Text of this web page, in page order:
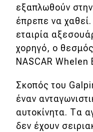
Κόσμος
Τεχνολογία
Ασφάλεια
Αγορά
Απόψεις
Test Drive
εξαπλωθούν
έπρεπε να
εταιρία
χορηγό, ο
NASCAR Whelen
Σκοπός του
έναν
αυτοκίνητα. Τα
δεν έχουν